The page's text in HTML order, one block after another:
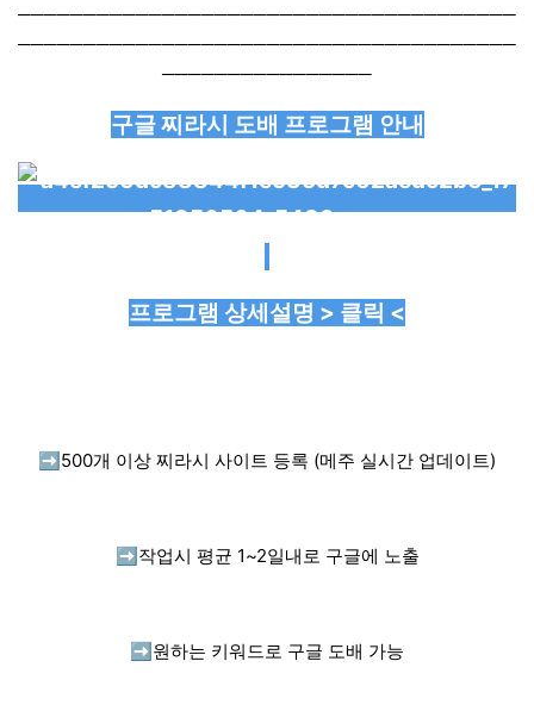
──────────────────────────────────────
──────────────────────────────────────
────────────────
구글 찌라시 도배 프로그램 안내
프로그램 상세설명 > 클릭 <
➡️ 500개 이상 찌라시 사이트 등록 (메주 실시간 업데이트)
➡️ 작업시 평균 1~2일내로 구글에 노출
➡️ 원하는 키워드로 구글 도배 가능